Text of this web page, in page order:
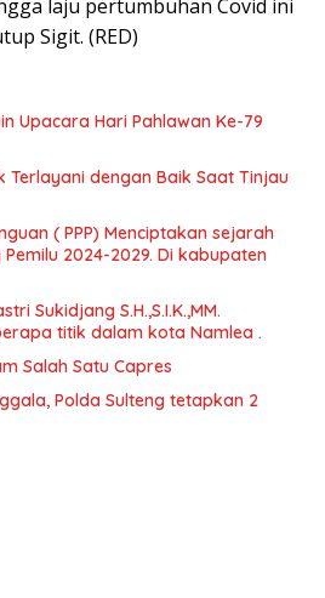
laju pertumbuhan Covid ini
Sigit. (RED)
Upacara Hari Pahlawan Ke-79
Terlayani dengan Baik Saat Tinjau
( PPP) Menciptakan sejarah
2024-2029. Di kabupaten
Sukidjang S.H.,S.I.K.,MM.
titik dalam kota Namlea .
Salah Satu Capres
Polda Sulteng tetapkan 2